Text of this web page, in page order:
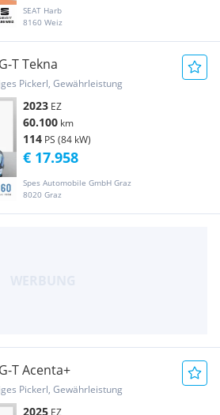
SEAT Harb
8160 Weiz
T Tekna
Pickerl, Gewährleistung
2023 EZ
60.100 km
114 PS (84 kW)
Spes Automobile GmbH Graz
8020 Graz
€ 17.958
T Acenta+
Pickerl, Gewährleistung
2025